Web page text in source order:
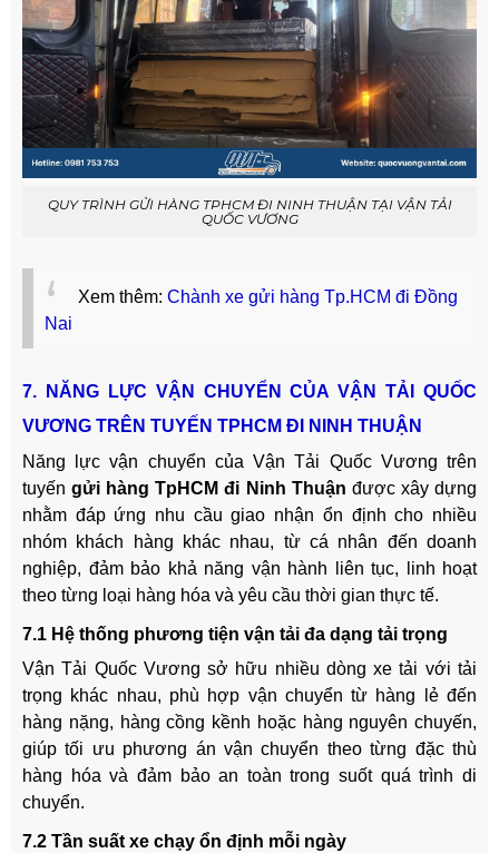
QUY TRÌNH GỬI HÀNG TPHCM ĐI NINH THUẬN TẠI VẬN TẢI
QUỐC VƯƠNG
Xem thêm: Chành xe gửi hàng Tp.HCM đi Đồng
Nai
7. NĂNG LỰC VẬN CHUYỂN CỦA VẬN TẢI QUỐC
VƯƠNG TRÊN TUYẾN TPHCM ĐI NINH THUẬN
Năng lực vận chuyển của Vận Tải Quốc Vương trên
tuyếngửi hàng TpHCM đi Ninh Thuận được xây dựng
nhằm đáp ứng nhu cầu giao nhận ổn định cho nhiều
nhóm khách hàng khác nhau, từ cá nhân đến doanh
nghiệp, đảm bảo khả năng vận hành liên tục, linh hoạt
theo từng loại hàng hóa và yêu cầu thời gian thực tế.
7.1 Hệ thống phương tiện vận tải đa dạng tải trọng
Vận Tải Quốc Vương sở hữu nhiều dòng xe tải với tải
trọng khác nhau, phù hợp vận chuyển từ hàng lẻ đến
hàng nặng, hàng cồng kềnh hoặc hàng nguyên chuyến,
giúp tối ưu phương án vận chuyển theo từng đặc thù
hàng hóa và đảm bảo an toàn trong suốt quá trình di
chuyển.
7.2 Tần suất xe chạy ổn định mỗi ngày